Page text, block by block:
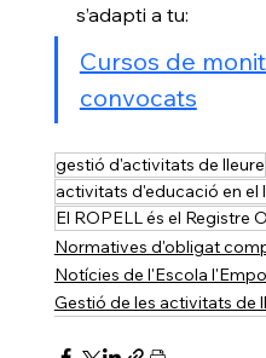
s’adapti a tu:
Cursos de
convocats
gestió d'activitats de lleure
activitats d'educació en el
Normatives d'obligat
Notícies de l'Escola
Gestió de les activitats de